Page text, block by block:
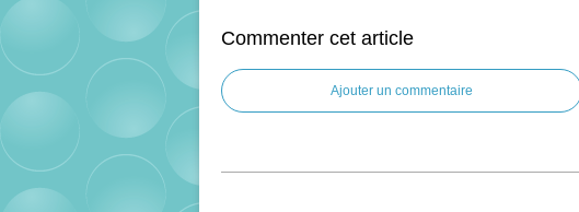
Commenter cet article
Ajouter un commentaire